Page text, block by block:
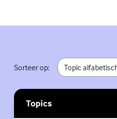
Sorteer op:
Topics